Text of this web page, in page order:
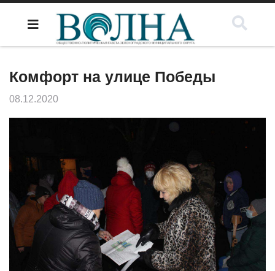
Комфорт на улице Победы
08.12.2020